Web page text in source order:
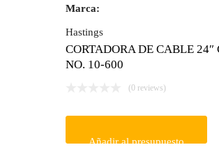
Marca:
Hastings
CORTADORA DE CABLE 24″
NO. 10-600
(0 reviews)
Añadir al presupuesto